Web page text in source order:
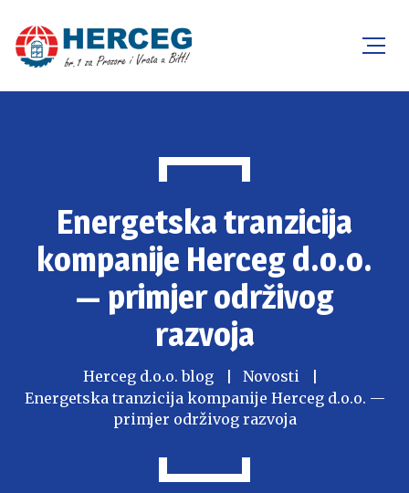
Energetska tranzicija
kompanije Herceg d.o.o.
— primjer održivog
razvoja
Herceg d.o.o. blog
Novosti
Energetska tranzicija kompanije Herceg d.o.o. —
primjer održivog razvoja